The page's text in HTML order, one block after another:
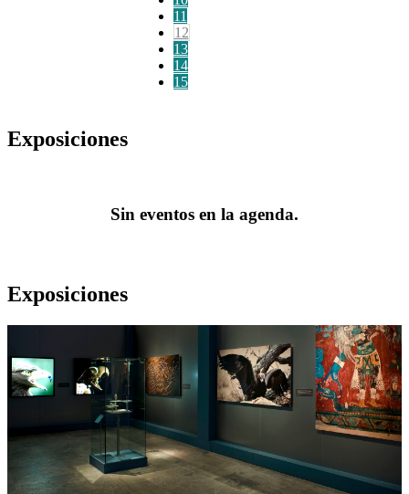
11
12
13
14
15
Exposiciones
Sin eventos en la agenda.
Exposiciones